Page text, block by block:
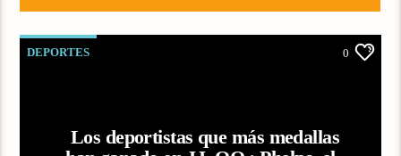
DEPORTES 0
Los deportistas que más medallas